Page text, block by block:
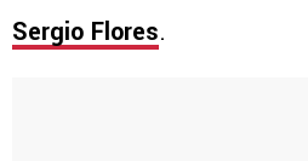
Sergio Flores.